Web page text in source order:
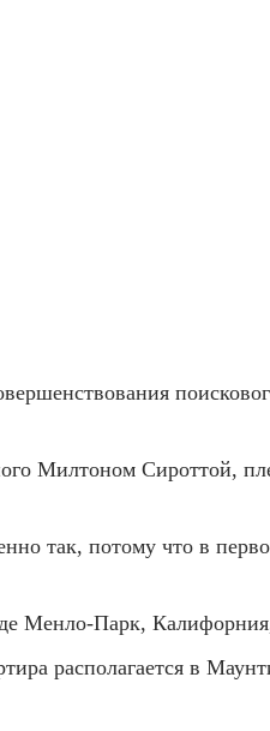
Милтоном Сироттой,
так, потому что в
Менло-Парк,
располагается в